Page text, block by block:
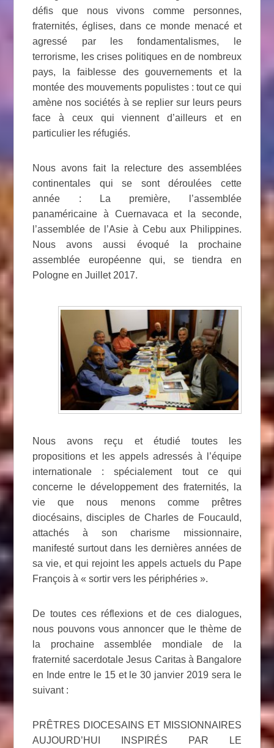
défis que nous vivons comme personnes,
fraternités, églises, dans ce monde menacé et
agressé par les fondamentalismes, le
terrorisme, les crises politiques en de nombreux
pays, la faiblesse des gouvernements et la
montée des mouvements populistes : tout ce qui
amène nos sociétés à se replier sur leurs peurs
face à ceux qui viennent d’ailleurs et en
particulier les réfugiés.
Nous avons fait la relecture des assemblées
continentales qui se sont déroulées cette
année : La première, l’assemblée
panaméricaine à Cuernavaca et la seconde,
l’assemblée de l’Asie à Cebu aux Philippines.
Nous avons aussi évoqué la prochaine
assemblée européenne qui, se tiendra en
Pologne en Juillet 2017.
Nous avons reçu et étudié toutes les
propositions et les appels adressés à l’équipe
internationale : spécialement tout ce qui
concerne le développement des fraternités, la
vie que nous menons comme prêtres
diocésains, disciples de Charles de Foucauld,
attachés à son charisme missionnaire,
manifesté surtout dans les dernières années de
sa vie, et qui rejoint les appels actuels du Pape
François à « sortir vers les périphéries ».
De toutes ces réflexions et de ces dialogues,
nous pouvons vous annoncer que le thème de
la prochaine assemblée mondiale de la
fraternité sacerdotale Jesus Caritas à Bangalore
en Inde entre le 15 et le 30 janvier 2019 sera le
suivant :
PRÊTRES DIOCESAINS ET MISSIONNAIRES
AUJOURD’HUI INSPIRÉS PAR LE